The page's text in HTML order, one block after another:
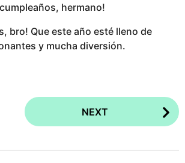
hermano!
bro! Que este año esté lleno de
y mucha diversión.
NEXT